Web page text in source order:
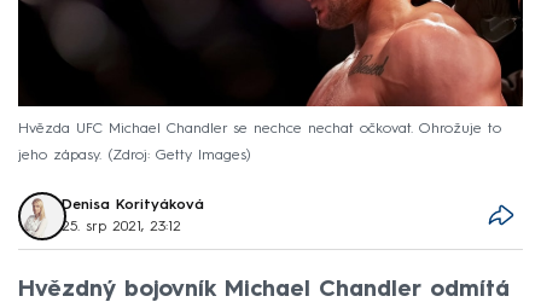
Hvězda UFC Michael Chandler se nechce nechat očkovat. Ohrožuje to
jeho zápasy.
Zdroj: Getty Images
Denisa Korityáková
25. srp 2021, 23:12
Hvězdný bojovník Michael Chandler odmítá